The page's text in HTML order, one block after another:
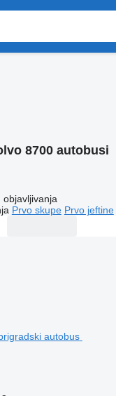
8700 autobusi
objavljivanja
Prvo skupe Prvo jeftine